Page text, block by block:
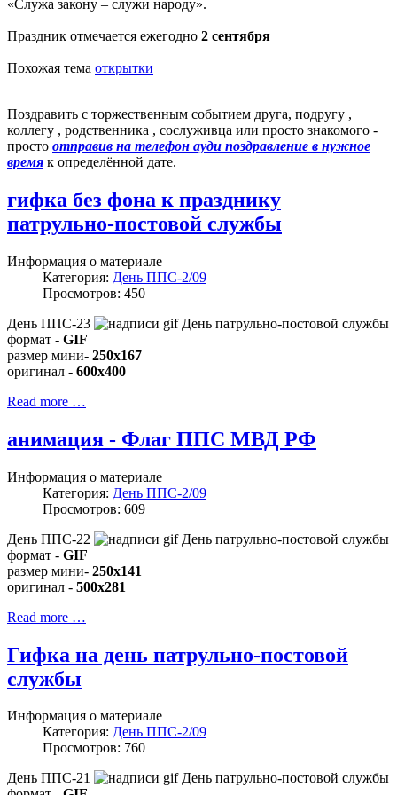
«Служа закону – служи народу».
Праздник отмечается ежегодно 2 сентября
Похожая тема открытки
Поздравить с торжественным событием друга, подругу ,
коллегу , родственника , сослуживца или просто знакомого -
просто отправив на телефон ауди поздравление в нужное
время к определённой дате.
гифка без фона к празднику
патрульно-постовой службы
Информация о материале
Категория: День ППС-2/09
Просмотров: 450
День ППС-23
формат - GIF
размер мини- 250x167
оригинал - 600x400
Read more …
анимация - Флаг ППС МВД РФ
Информация о материале
Категория: День ППС-2/09
Просмотров: 609
День ППС-22
формат - GIF
размер мини- 250x141
оригинал - 500x281
Read more …
Гифка на день патрульно-постовой
службы
Информация о материале
Категория: День ППС-2/09
Просмотров: 760
День ППС-21